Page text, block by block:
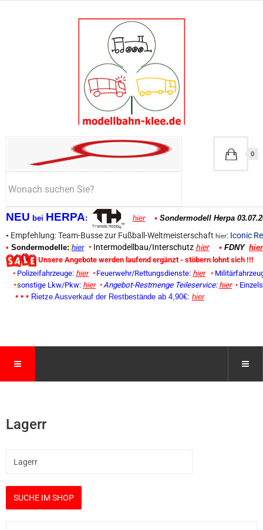
NEU bei HERPA: hier • Sondermodell Herpa
• Empfehlung: Team-Busse zur Fußball-Weltmeisterschaft hier: Iconic
• Sondermodelle: hier • Intermodellbau/Interschutz hier • FDNY hier
Unsere Angebote werden laufend ergänzt - stöbern lohnt sich !!!
• Polizeifahrzeuge: hier • Feuerwehr/Rettungsdienste: hier •
• sonstige Lkw/Pkw: hier • Angebot-Restmenge Teileservice: hier •
• • • Rietze Ausverkauf der Restbestände ab 4,90€: hier
0
Lagerr